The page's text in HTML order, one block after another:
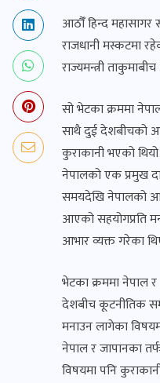
आठौँं हिन्द
राजधानी मस्कटमा
राज्यमन्त्री
सो भेटका क्रममा
साथै दुई देशबीचको
कुराकानी भएको
नेपालको एक प्रमुख
समयदेखि नेपालको
आएको सहयोगप्रति
आभार व्यक्त गरेका
भेटका क्रममा नेपाल
देशबीच कूटनीतिक
मनाउन लागेका
नेपाल र जापानका
विषयमा पनि